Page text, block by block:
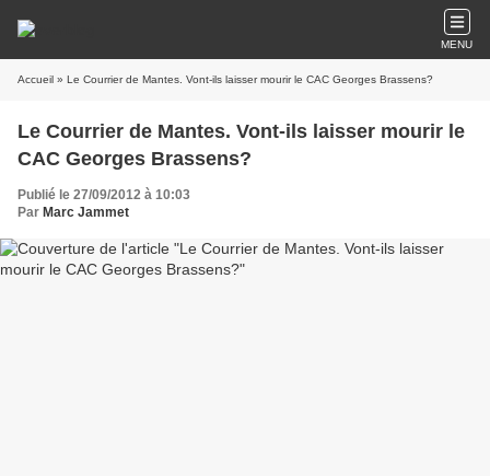
MENU
Accueil » Le Courrier de Mantes. Vont-ils laisser mourir le CAC Georges Brassens?
Le Courrier de Mantes. Vont-ils laisser mourir le
CAC Georges Brassens?
Publié le 27/09/2012 à 10:03
Par Marc Jammet